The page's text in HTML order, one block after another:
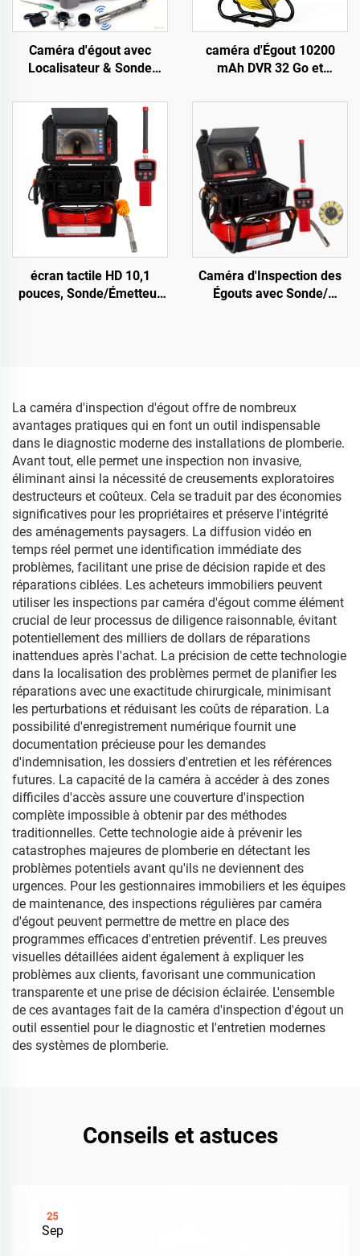
Caméra d'égout avec
Localisateur & Sonde
automatique, Compteur,
Écran HD 9 pouces, Vente
en gros d'usine, Caméra
industrielle pour tuyaux,
Enregistrement vidéo,
Endoscope
caméra d'Égout 10200
mAh DVR 32 Go et
1080P IP68 Caméra de
mm Caméra d'Évacuation
avec Moniteur 5 pouces
Câble 10/20/30/40/50 m
Optionnel
écran tactile HD 10,1
pouces, Sonde/Émetteur
tuyauterie par caméra
Caméra d'Inspection des
Égouts avec Sonde/
Mètres Vidéo + Audio 16
Go pour Inspection de
Tuyauteries
La caméra d'inspection d'égout offre de nombreux
avantages pratiques qui en font un outil indispensable
dans le diagnostic moderne des installations de plomberie.
Avant tout, elle permet une inspection non invasive,
éliminant ainsi la nécessité de creusements exploratoires
destructeurs et coûteux. Cela se traduit par des économies
significatives pour les propriétaires et préserve l'intégrité
des aménagements paysagers. La diffusion vidéo en
temps réel permet une identification immédiate des
problèmes, facilitant une prise de décision rapide et des
réparations ciblées. Les acheteurs immobiliers peuvent
utiliser les inspections par caméra d'égout comme élément
crucial de leur processus de diligence raisonnable, évitant
potentiellement des milliers de dollars de réparations
inattendues après l'achat. La précision de cette technologie
dans la localisation des problèmes permet de planifier les
réparations avec une exactitude chirurgicale, minimisant
les perturbations et réduisant les coûts de réparation. La
possibilité d'enregistrement numérique fournit une
documentation précieuse pour les demandes
d'indemnisation, les dossiers d'entretien et les références
futures. La capacité de la caméra à accéder à des zones
difficiles d'accès assure une couverture d'inspection
complète impossible à obtenir par des méthodes
traditionnelles. Cette technologie aide à prévenir les
catastrophes majeures de plomberie en détectant les
problèmes potentiels avant qu'ils ne deviennent des
urgences. Pour les gestionnaires immobiliers et les équipes
de maintenance, des inspections régulières par caméra
d'égout peuvent permettre de mettre en place des
programmes efficaces d'entretien préventif. Les preuves
visuelles détaillées aident également à expliquer les
problèmes aux clients, favorisant une communication
transparente et une prise de décision éclairée. L'ensemble
de ces avantages fait de la caméra d'inspection d'égout un
outil essentiel pour le diagnostic et l'entretien modernes
des systèmes de plomberie.
Conseils et astuces
25
Sep